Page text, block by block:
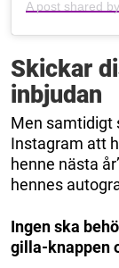
Skickar
inbjudan
Men samtidigt
Instagram att
henne nästa
hennes
Ingen ska
gilla-knappen